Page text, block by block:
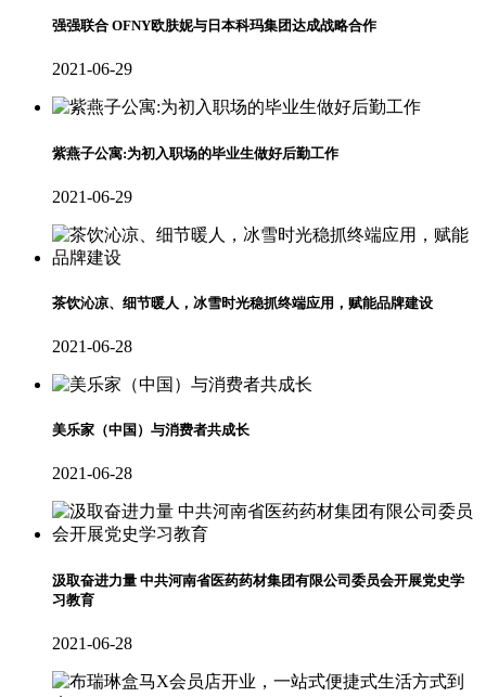
强强联合 OFNY欧肤妮与日本科玛集团达成战略合作
2021-06-29
紫燕子公寓:为初入职场的毕业生做好后勤工作
2021-06-29
茶饮沁凉、细节暖人，冰雪时光稳抓终端应用，赋能品牌建设
2021-06-28
美乐家（中国）与消费者共成长
2021-06-28
汲取奋进力量 中共河南省医药药材集团有限公司委员会开展党史学
习教育
2021-06-28